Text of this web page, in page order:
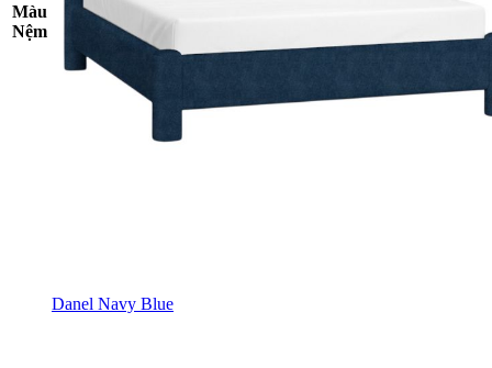
Màu
Nệm
Danel Navy Blue